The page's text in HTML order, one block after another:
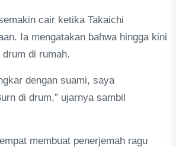
cair ketika Takaichi
Ia mengatakan bahwa hingga kini
di rumah.
dengan suami, saya
di drum,” ujarnya sambil
membuat penerjemah ragu